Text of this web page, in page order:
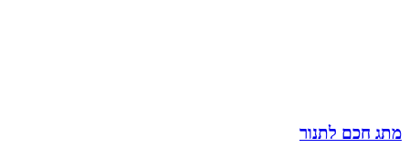
מתג חכם לתנור